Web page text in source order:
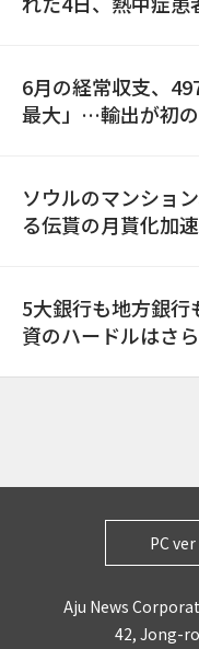
6月の経常収支、
最大」…輸出が初
ソウルのマンショ
る伝貰の月貰化加
5大銀行も地方銀
資のハードルはさ
PC ver
Aju News
42, Jong-